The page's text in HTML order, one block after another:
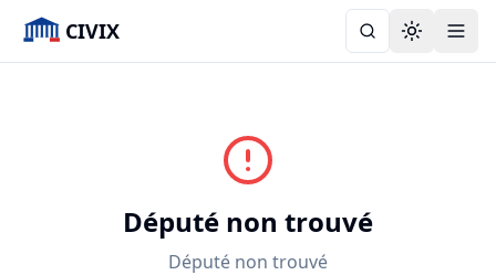
CIVIX Toggle
Député non trouvé
Député non trouvé